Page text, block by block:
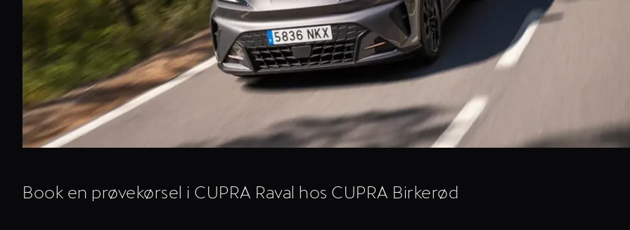
Book en prøvekørsel i CUPRA Raval hos CUPRA Birkerød